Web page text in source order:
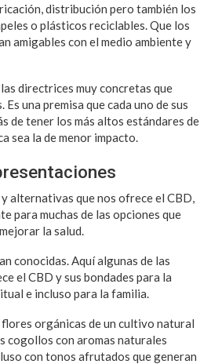
distribución pero también los
o plásticos reciclables. Que los
amigables con el medio ambiente y
las directrices muy concretas que
una premisa que cada uno de sus
de tener los más altos estándares de
sea la de menor impacto.
alternativas que nos ofrece el CBD,
para muchas de las opciones que
la salud.
conocidas. Aquí algunas de las
el CBD y sus bondades para la
e incluso para la familia.
orgánicas de un cultivo natural
cogollos con aromas naturales
con tonos afrutados que generan